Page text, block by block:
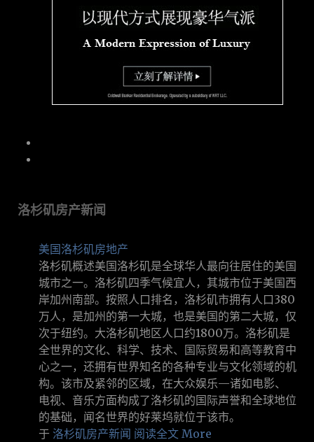
洛杉矶房产新闻
美国洛杉矶房地产
洛杉矶概述美国洛杉矶是全球华人最向往居住的美国
城市之一。洛杉矶四季气候宜人，其城市位于美国西
岸加州南部。按照人口排名，洛杉矶市拥有人口380
万人，是加州的第一大城，也是美国的第二大城，仅
次于纽约。大洛杉矶地区人口约1800万。洛杉矶是
全世界的文化、科学、技术、国际贸易和高等教育中
心之一，还拥有世界知名的各种专业与文化领域的机
构。该市及紧邻的区域，在大众娱乐—诸如电影、
电视、音乐方面构成了洛杉矶的国际声誉和全球地位
的基础，闻名世界的好莱坞就位于该市。
于 洛杉矶房产新闻 阅读全文 More